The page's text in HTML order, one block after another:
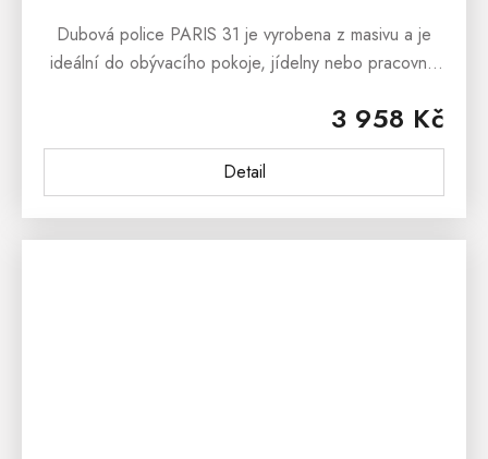
3 958 Kč
Detail
Dubová police PARIS 31 je vyrobena z masivu a je
ideální do obývacího pokoje, jídelny nebo pracovny.
variantách a to jako dub přírodní...